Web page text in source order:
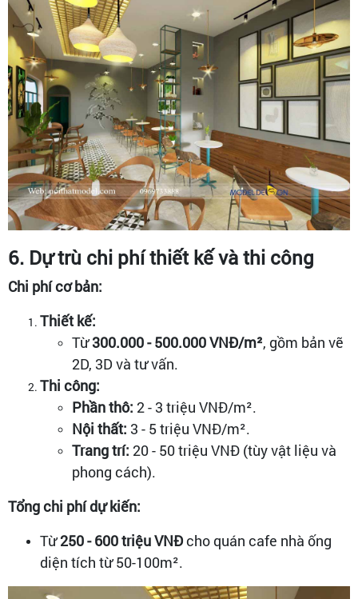
6. Dự trù chi phí thiết kế và thi công
Chi phí cơ bản:
Thiết kế:
Từ300.000 - 500.000 VNĐ/m², gồm bản vẽ
2D, 3D và tư vấn.
Thi công:
Phần thô: 2 - 3 triệu VNĐ/m².
Nội thất: 3 - 5 triệu VNĐ/m².
Trang trí: 20 - 50 triệu VNĐ (tùy vật liệu và
phong cách).
Tổng chi phí dự kiến:
Từ250 - 600 triệu VNĐcho quán cafe nhà ống
diện tích từ 50-100m².